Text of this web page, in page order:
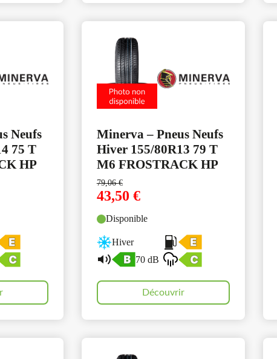
Neufs
75 T
HP
Minerva – Pneus Neufs
Hiver 155/80R13 79 T
M6 FROSTRACK HP
79,06€
43,50 €
Disponible
Hiver
70 dB
Découvrir